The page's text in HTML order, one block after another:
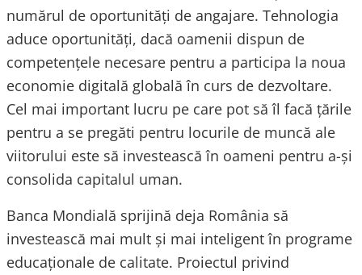
numărul de oportunități de angajare. Tehnologia
aduce oportunități, dacă oamenii dispun de
competențele necesare pentru a participa la noua
economie digitală globală în curs de dezvoltare.
Cel mai important lucru pe care pot să îl facă țările
pentru a se pregăti pentru locurile de muncă ale
viitorului este să investească în oameni pentru a-și
consolida capitalul uman.
Banca Mondială sprijină deja România să
investească mai mult și mai inteligent în programe
educaționale de calitate. Proiectul privind